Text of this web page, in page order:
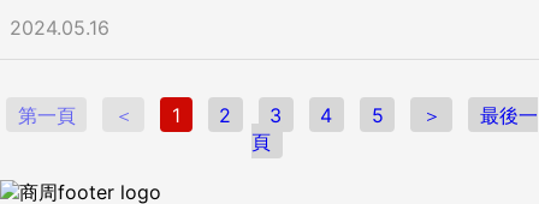
2024.05.16
第一頁 ＜ 1 2 3 4 5 ＞
最後一
頁